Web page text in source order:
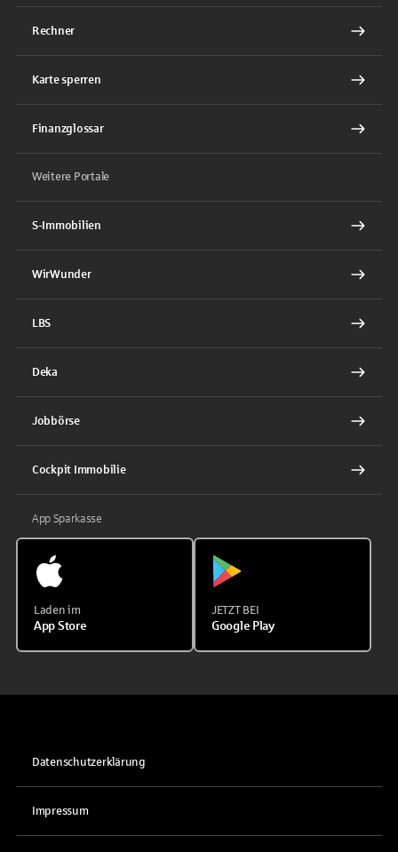
Rechner
Karte sperren
Finanzglossar
Weitere Portale
S-Immobilien
WirWunder
LBS
Deka
Jobbörse
Cockpit Immobilie
App Sparkasse
Laden im
App Store
JETZT BEI
Google Play
Datenschutzerklärung
Impressum